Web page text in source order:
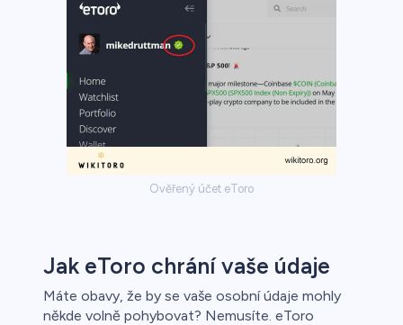
Ověřený účet eToro
Jak eToro chrání vaše údaje
Máte obavy, že by se vaše osobní údaje mohly
někde volně pohybovat? Nemusíte. eToro